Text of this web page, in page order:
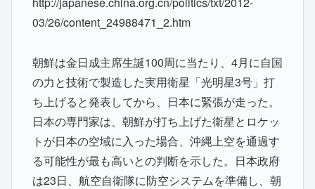
03/26/content_24988471_2.htm
朝鮮は金日成主席生誕100周に当たり、4月に自国
の力と技術で製造した実用衛星「光明星3号」打
ち上げると発表してから、日本に緊張が走った。
日本の専門家は、朝鮮が打ち上げた衛星とロケッ
トが日本の空域に入った場合、沖縄上空を通過す
る可能性が最も高いとの判断を示した。日本政府
は23日、航空自衛隊に防空システムを準備し、朝